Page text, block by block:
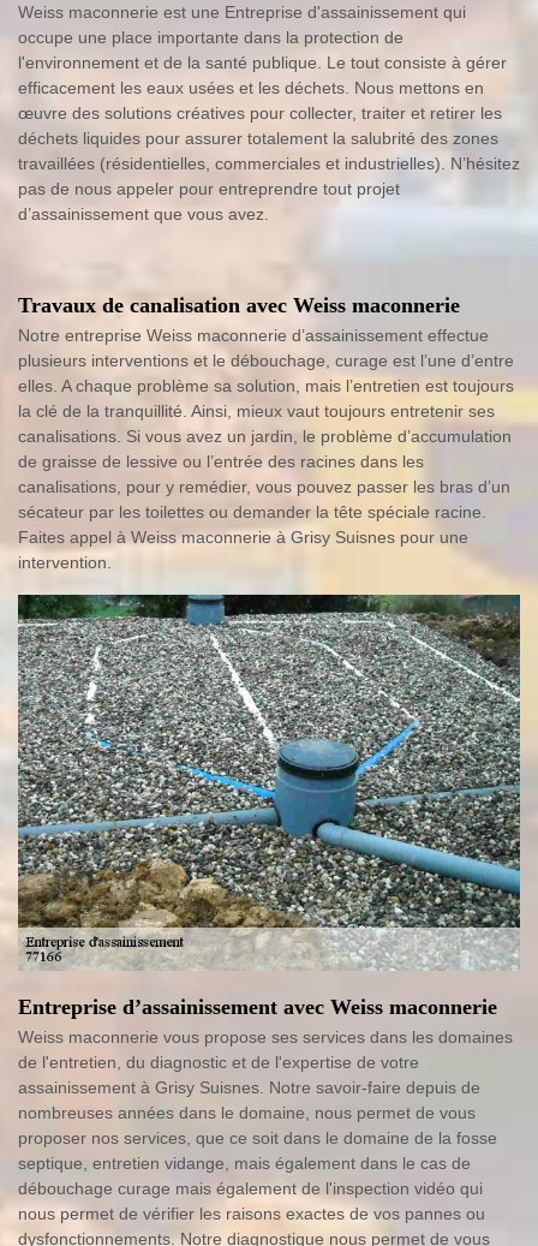
Weiss maconnerie est une Entreprise d'assainissement qui
occupe une place importante dans la protection de
l'environnement et de la santé publique. Le tout consiste à gérer
efficacement les eaux usées et les déchets. Nous mettons en
œuvre des solutions créatives pour collecter, traiter et retirer les
déchets liquides pour assurer totalement la salubrité des zones
travaillées (résidentielles, commerciales et industrielles). N’hésitez
pas de nous appeler pour entreprendre tout projet
d’assainissement que vous avez.
Travaux de canalisation avec Weiss maconnerie
Notre entreprise Weiss maconnerie d’assainissement effectue
plusieurs interventions et le débouchage, curage est l’une d’entre
elles. A chaque problème sa solution, mais l’entretien est toujours
la clé de la tranquillité. Ainsi, mieux vaut toujours entretenir ses
canalisations. Si vous avez un jardin, le problème d’accumulation
de graisse de lessive ou l’entrée des racines dans les
canalisations, pour y remédier, vous pouvez passer les bras d’un
sécateur par les toilettes ou demander la tête spéciale racine.
Faites appel à Weiss maconnerie à Grisy Suisnes pour une
intervention.
Entreprise d’assainissement avec Weiss maconnerie
Weiss maconnerie vous propose ses services dans les domaines
de l'entretien, du diagnostic et de l'expertise de votre
assainissement à Grisy Suisnes. Notre savoir-faire depuis de
nombreuses années dans le domaine, nous permet de vous
proposer nos services, que ce soit dans le domaine de la fosse
septique, entretien vidange, mais également dans le cas de
débouchage curage mais également de l'inspection vidéo qui
nous permet de vérifier les raisons exactes de vos pannes ou
dysfonctionnements. Notre diagnostique nous permet de vous